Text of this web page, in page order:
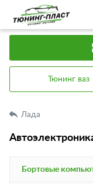
Тюнинг ваз
Лада
Бортовые